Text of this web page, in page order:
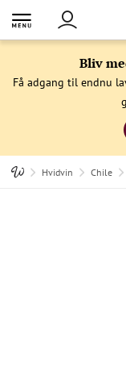
Bliv
Få adgang til endnu
Hvidvin Chile